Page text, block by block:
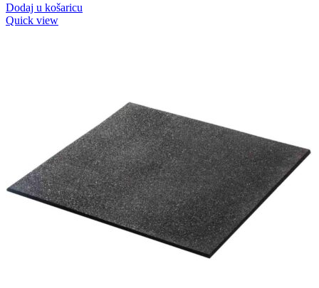
Dodaj u košaricu
Quick view